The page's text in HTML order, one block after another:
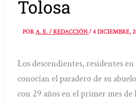
Tolosa
PORA. E. / REDACCIÓN/4 DICIEMBRE,
Los descendientes, residentes
conocían el paradero de su
con 29 años en el primer mes